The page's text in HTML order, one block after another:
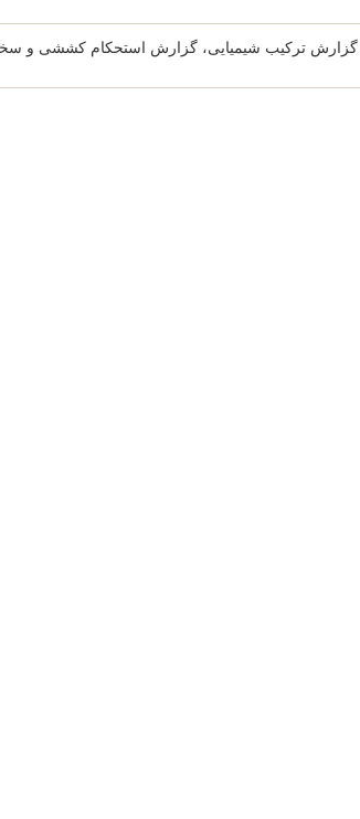
گزارش ترکیب شیمیایی، گزارش استحکام کششی و